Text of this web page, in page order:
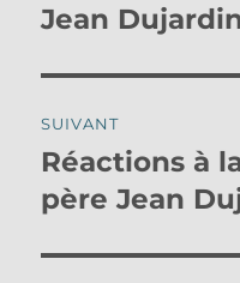
l’article
précédente :
Jean
SUIVANT
Publication
suivante :
Réactions à
père Jean